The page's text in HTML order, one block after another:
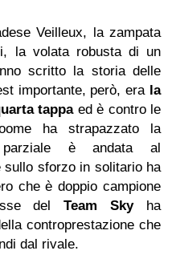
Veilleux, la zampata
la volata robusta di un
scritto la storia delle
importante, però, era la
tappaed è contro le
ha strapazzato la
è andata al
sullo sforzo in solitario ha
che è doppio campione
delTeam Skyha
controprestazione che
dal rivale.